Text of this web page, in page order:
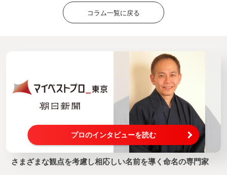
コラム一覧に戻る
プロのインタビューを読む
さまざまな観点を考慮し相応しい名前を導く命名の専門家